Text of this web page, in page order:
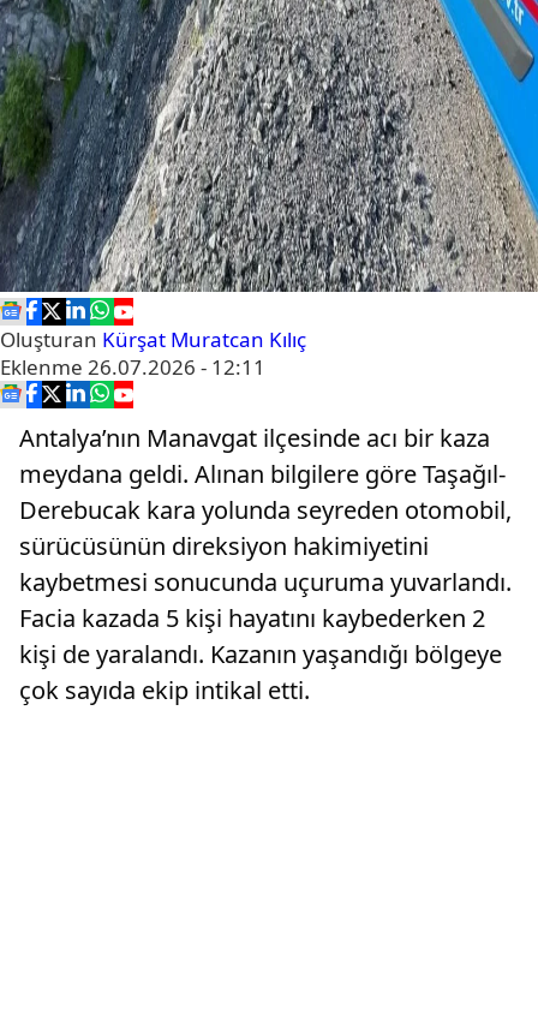
Oluşturan Kürşat Muratcan Kılıç
Eklenme 26.07.2026 - 12:11
Antalya’nın Manavgat ilçesinde acı bir kaza
meydana geldi. Alınan bilgilere göre Taşağıl-
Derebucak kara yolunda seyreden otomobil,
sürücüsünün direksiyon hakimiyetini
kaybetmesi sonucunda uçuruma yuvarlandı.
Facia kazada 5 kişi hayatını kaybederken 2
kişi de yaralandı. Kazanın yaşandığı bölgeye
çok sayıda ekip intikal etti.